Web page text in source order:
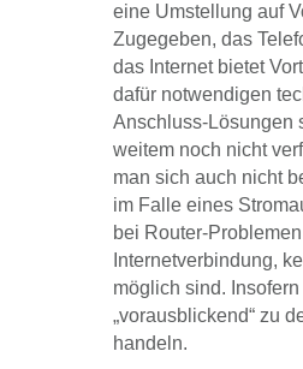
eine Umstellung auf
Zugegeben, das
das Internet bietet
dafür notwendigen
Anschluss-Lösungen
weitem noch nicht
man sich auch nicht
im Falle eines
bei Router-
Internetverbindung,
möglich sind.
„vorausblickend“ zu
handeln.